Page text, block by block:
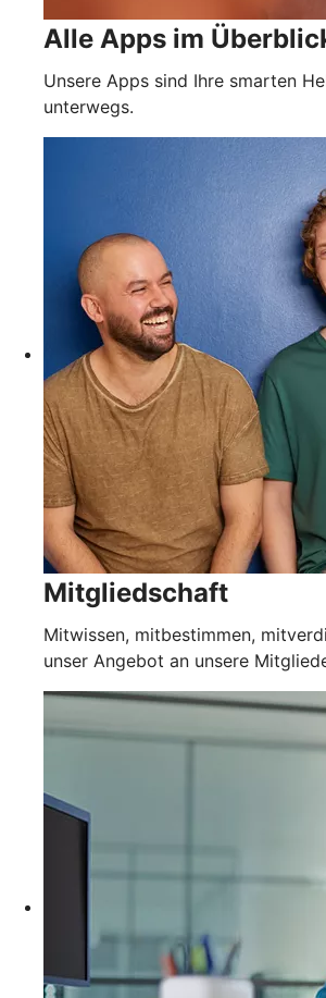
Alle Apps im
Unsere Apps sind Ihre smarten
unterwegs.
Mitgliedschaft
Mitwissen, mitbestimmen,
unser Angebot an unsere